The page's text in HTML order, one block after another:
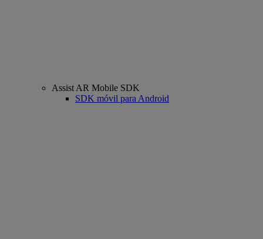
Assist AR Mobile SDK
SDK móvil para Android